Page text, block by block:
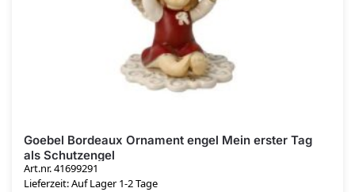
Goebel Bordeaux Ornament engel Mein erster Tag
als Schutzengel
Art.nr. 41699291
Lieferzeit: Auf Lager 1-2 Tage